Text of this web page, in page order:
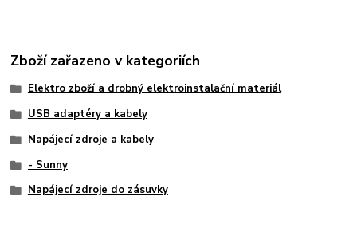
Zboží zařazeno v kategoriích
Elektro zboží a drobný elektroinstalační materiál
USB adaptéry a kabely
Napájecí zdroje a kabely
- Sunny
Napájecí zdroje do zásuvky